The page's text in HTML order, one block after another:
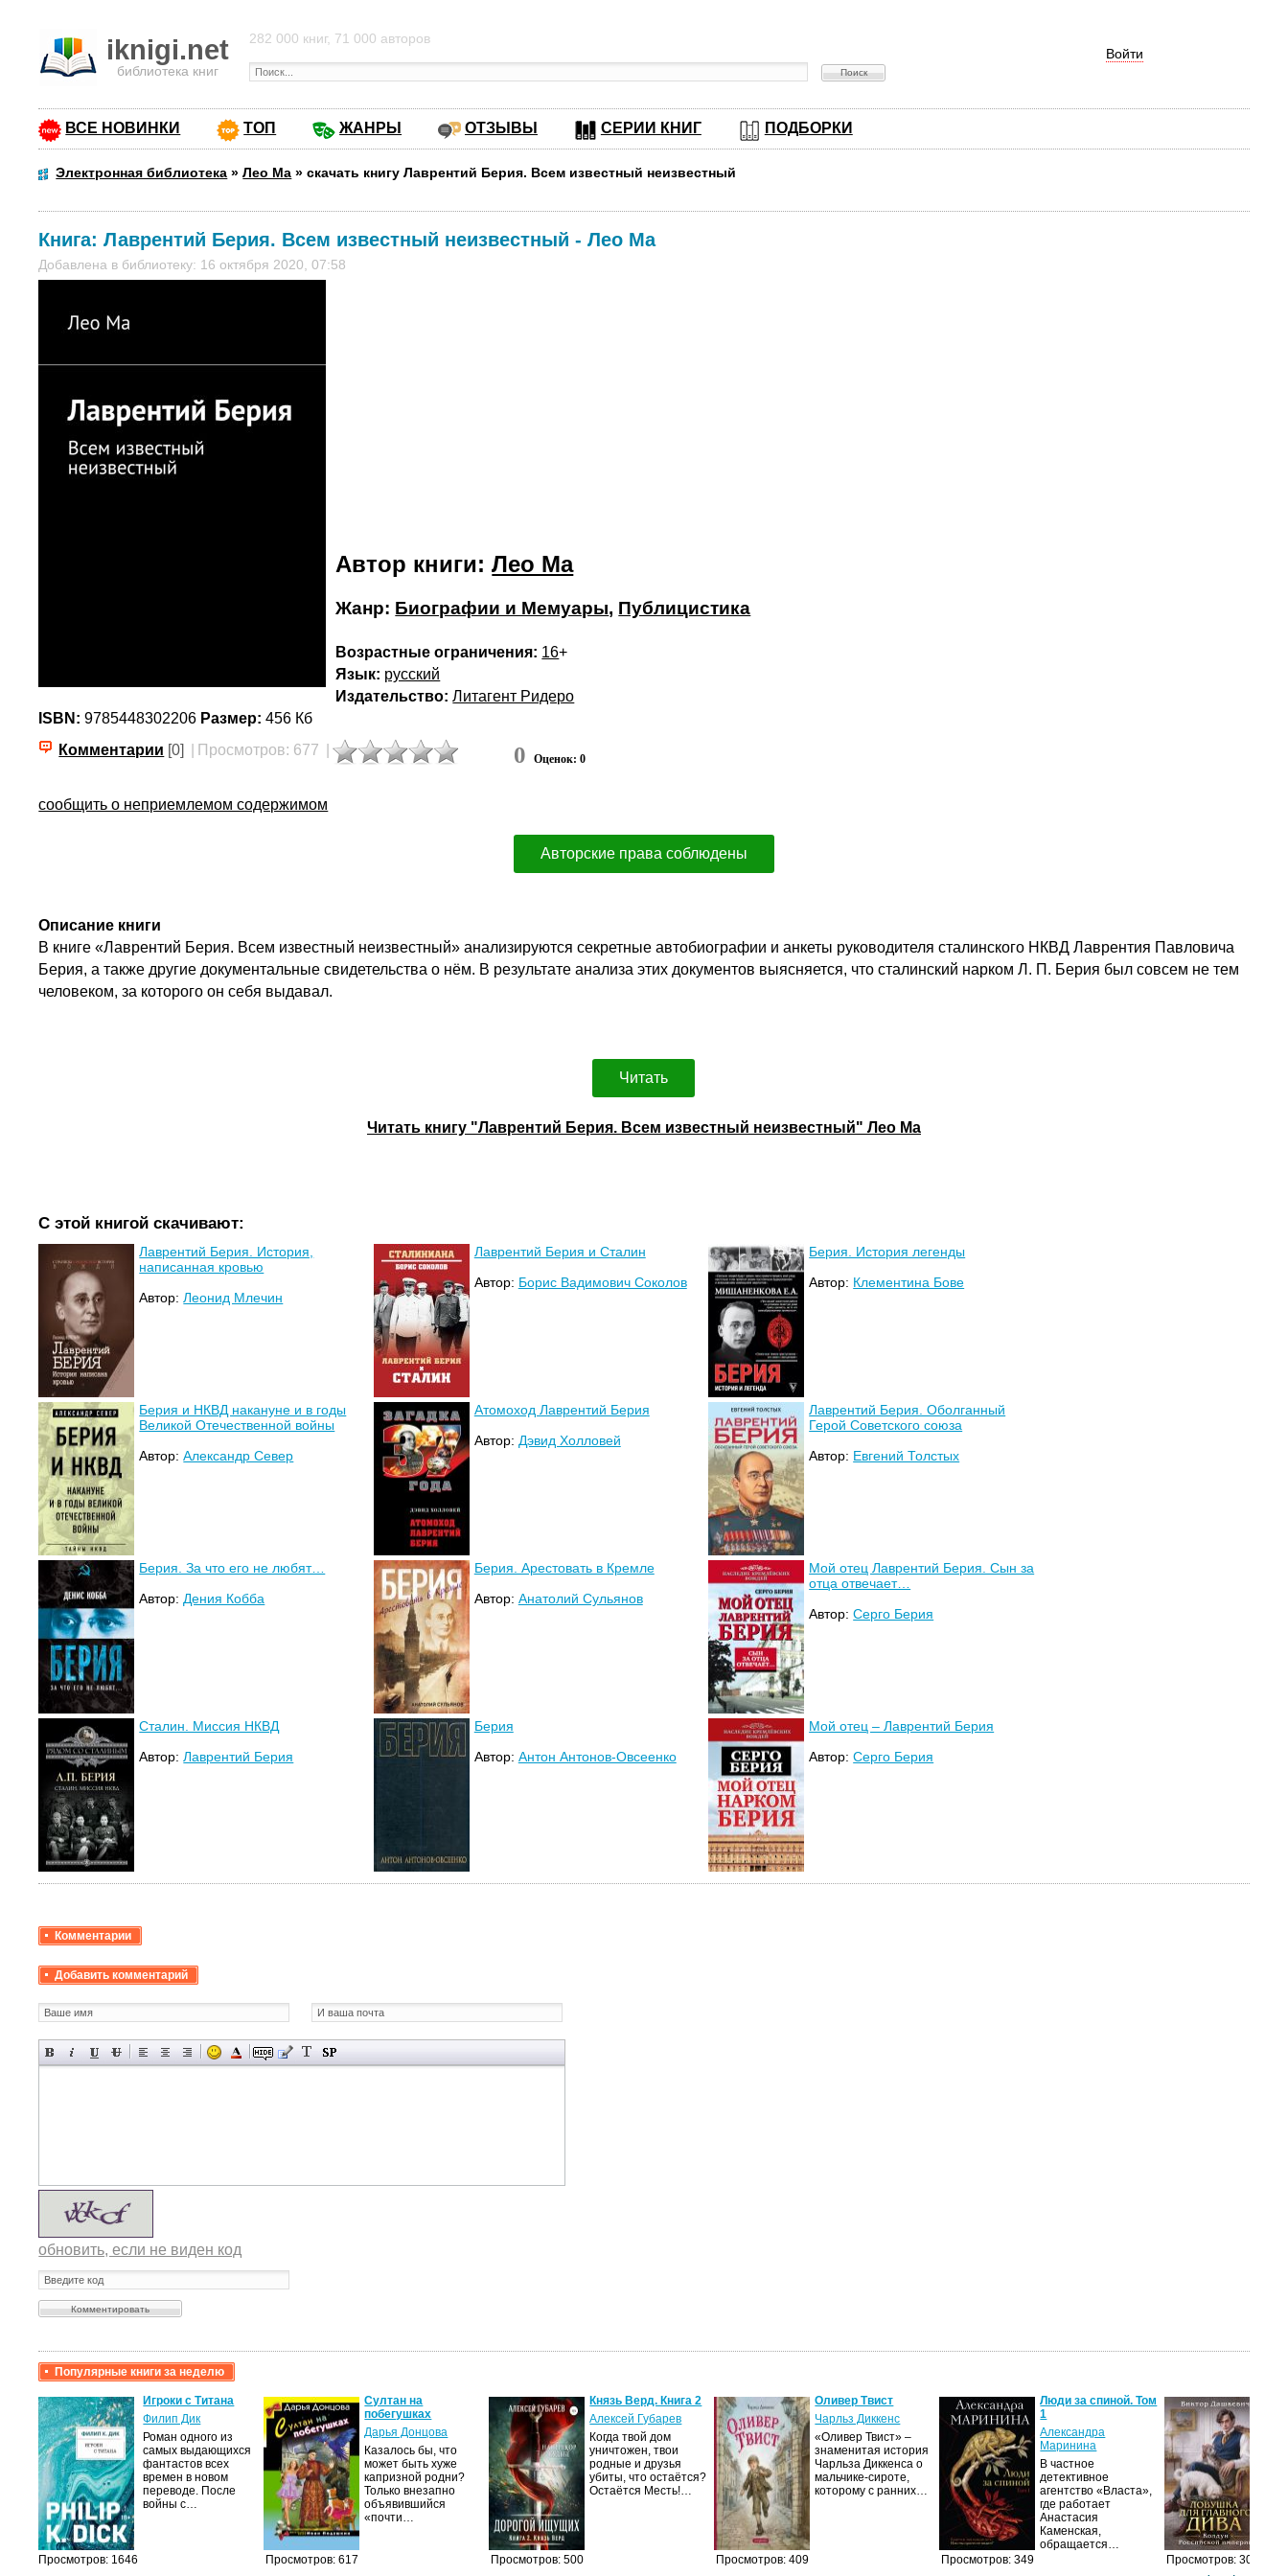
iknigi.net
библиотека книг
Войти
282 000 книг, 71 000 авторов
ВСЕ НОВИНКИ ТОП ЖАНРЫ ОТЗЫВЫ СЕРИИ КНИГ ПОДБОРКИ
Электронная библиотека »Лео Ма »скачать книгу Лаврентий Берия. Всем известный неизвестный
Книга:Лаврентий Берия. Всем известный неизвестный -Лео Ма
Добавлена в библиотеку: 16 октября 2020, 07:58
Автор книги:Лео Ма
Жанр: Биографии и Мемуары, Публицистика
Возрастные ограничения: 16+
Язык: русский
Издательство: Литагент Ридеро
ISBN: 9785448302206 Размер: 456 Кб
Комментарии [0] Просмотров: 677 0 Оценок: 0
сообщить о неприемлемом содержимом
Авторские права соблюдены
Описание книги
В книге «Лаврентий Берия. Всем известный неизвестный» анализируются секретные автобиографии и анкеты руководителя сталинского НКВД Лаврентия Павловича
Берия, а также другие документальные свидетельства о нём. В результате анализа этих документов выясняется, что сталинский нарком Л. П. Берия был совсем не тем
человеком, за которого он себя выдавал.
Читать
Читать книгу "Лаврентий Берия. Всем известный неизвестный" Лео Ма
С этой книгой скачивают:
Лаврентий Берия. История,
написанная кровью
Автор:Леонид Млечин
Лаврентий Берия и Сталин
Автор: Борис Вадимович Соколов
Берия. История легенды
Автор: Клементина Бове
Берия и НКВД накануне и в годы
Великой Отечественной войны
Автор:Александр Север
Атомоход Лаврентий Берия
Автор: Дэвид Холловей
Лаврентий Берия. Оболганный
Герой Советского союза
Автор: Евгений Толстых
Берия. За что его не любят…
Автор: Дения Кобба
Берия. Арестовать в Кремле
Автор: Анатолий Сульянов
Мой отец Лаврентий Берия. Сын за
отца отвечает…
Автор:Серго Берия
Сталин. Миссия НКВД
Автор:Лаврентий Берия
Берия
Автор: Антон Антонов-Овсеенко
Мой отец – Лаврентий Берия
Автор:Серго Берия
Комментарии
Добавить комментарий
обновить, если не виден код
Популярные книги за неделю
Просмотров: 1646
Игроки с Титана
Филип Дик
Роман одного из
самых выдающихся
фантастов всех
времен в новом
переводе. После
войны с…
Просмотров: 617
Султан на
побегушках
Дарья Донцова
Казалось бы, что
может быть хуже
капризной родни?
Только внезапно
объявившийся
«почти…
Просмотров: 500
Князь Верд. Книга 2
Алексей Губарев
Когда твой дом
уничтожен, твои
родные и друзья
убиты, что остаётся?
Остаётся Месть!…
Просмотров: 409
Оливер Твист
Чарльз Диккенс
«Оливер Твист» –
знаменитая история
Чарльза Диккенса о
мальчике-сироте,
которому с ранних…
Просмотров: 349
Люди за спиной. Том
1
Александра
Маринина
В частное
детективное
агентство «Власта»,
где работает
Анастасия
Каменская,
обращается…
Просмотров: 308